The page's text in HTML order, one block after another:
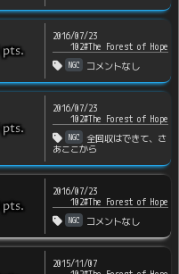
pts.
2016/07/23
102#The Forest of Hope
NGC コメントなし
pts.
2016/07/23
102#The Forest of Hope
NGC
全回収はできて、さ
あここから
pts.
2016/07/23
102#The Forest of Hope
NGC コメントなし
2015/11/07